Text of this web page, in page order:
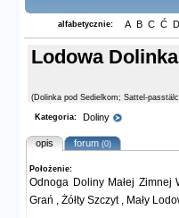
alfabetycznie: A B C Ć D
Lodowa Dolinka
(Dolinka pod Sedielkom; Sattel-
Kategoria: Doliny
opis forum(0)
Położenie:
Odnoga Doliny Małej Zimnej
Grań , Żółty Szczyt , Mały